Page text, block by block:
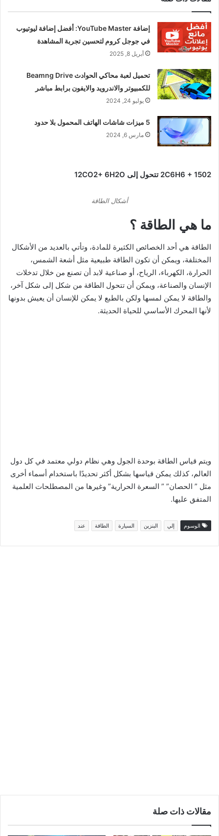
إضافة YouTube Master: أفضل إضافة ليوتيوب
في جوجل كروم لتحسين تجربة المشاهدة
أبريل 8, 2025
تحميل لعبة محاكي الحوادث Beamng Drive
للكمبيوتر والاندرويد والايفون برابط مباشر
يوليو 24, 2024
5 ميزات شاشات الهاتف المحمول بلا حدود
مارس 6, 2024
2C6H6 + 1502 تتحول إلى 12CO2+ 6H2O
أشكال الطاقة
ما هي الطاقة ؟
الطاقة هي أحد الخصائص الكثيرة للمادة، وتأتي بالعديد من الأشكال
المختلفة، ويمكن أن تكون الطاقة طبيعية مثل أشعة الشمس،
الحرارة، الكهرباء، الرياح، أو صناعية لابد أن تصنع من خلال تدخلات
الإنسان والصناعة، ويمكن أن تتحول الطاقة من شكل إلى شكل آخر،
والطاقة لا يمكن لمسها ولكن بالطبع لا يمكن للإنسان أن يعيش بدونها
لأنها المحرك الأساسي للحياة الحديثة.
ويتم قياس الطاقة بوحدة الجول وهي نظام دولي معتمد في كل دول
العالم، كذلك يمكن قياسها بشكل أكثر تحديدًا باستخدام أسماء أخرى
مثل ” الحصان” ” السعرة الحرارية” وغيرها من المصطلحات العلمية
المتفق عليها.
الوسوم إلي البنزين السيارة الطاقة عند
مقالات ذات صلة